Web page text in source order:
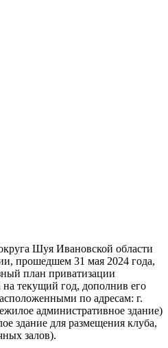
Шуя Ивановской области
прошедшем 31 мая 2024 года,
план приватизации
текущий год, дополнив его
по адресам: г.
административное здание)
здание для размещения клуба,
залов).